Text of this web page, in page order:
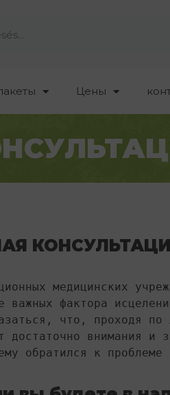
Цены
медицинских
важных фактора
что, проходя по
достаточно внимания
обратился к